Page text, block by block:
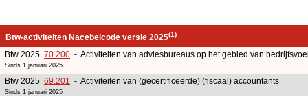
Btw-activiteiten Nacebelcode versie 2025(1)
Btw 2025 70.200 - Activiteiten van adviesbureaus op het gebied van
Sinds 1 januari 2025
Btw 2025 69.201 - Activiteiten van (gecertificeerde) (fiscaal) accountants
Sinds 1 januari 2025